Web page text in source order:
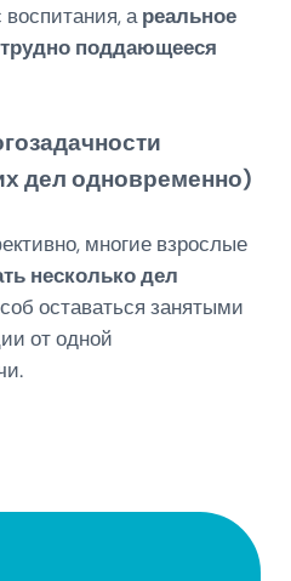
воспитания, ареальное
поддающееся
дел одновременно)
многие взрослые
несколько дел
оставаться занятыми
от одной